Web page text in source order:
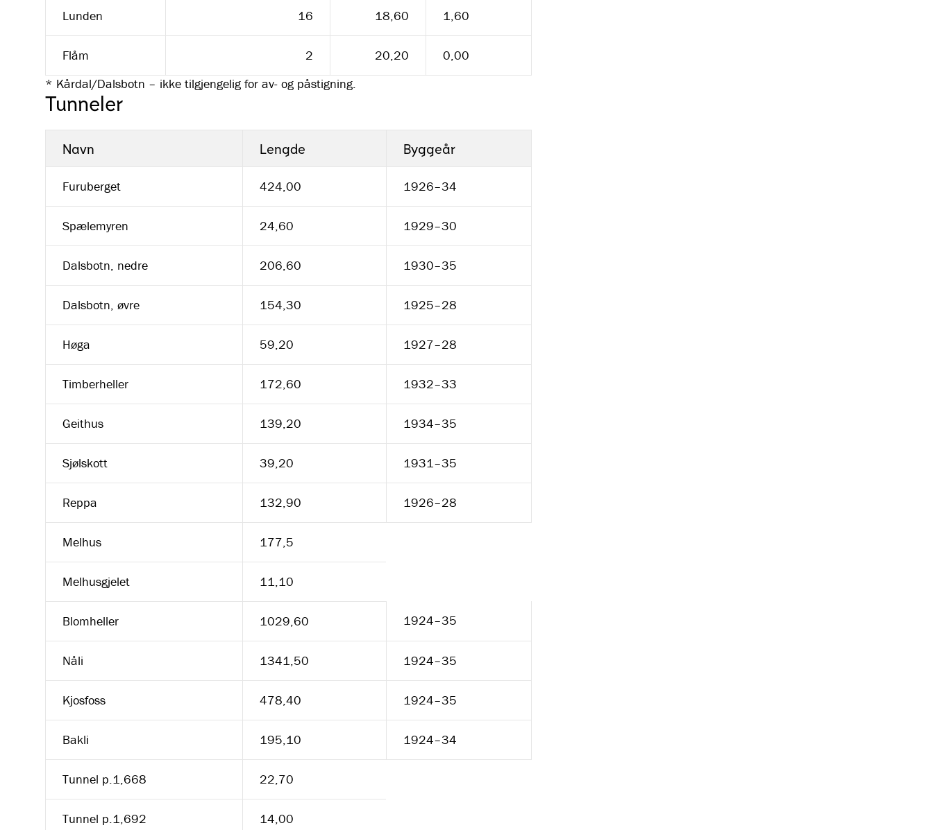
Lunden 16 18,60 1,60
Flåm 2 20,20
0,00
* Kårdal/Dalsbotn – ikke tilgjengelig for av- og påstigning.
Tunneler
Navn Lengde Byggeår
Furuberget 424,00 1926–34
Spælemyren 24,60 1929–30
Dalsbotn, nedre 206,60 1930–35
Dalsbotn, øvre 154,30 1925–28
Høga 59,20 1927–28
Timberheller 172,60 1932–33
Geithus 139,20 1934–35
Sjølskott 39,20 1931–35
Reppa 132,90 1926–28
Melhus 177,5
Melhusgjelet 11,10
Blomheller 1029,60 1924–35
Nåli 1341,50 1924–35
Kjosfoss 478,40 1924–35
Bakli 195,10 1924–34
Tunnel p.1,668 22,70
Tunnel p.1,692 14,00